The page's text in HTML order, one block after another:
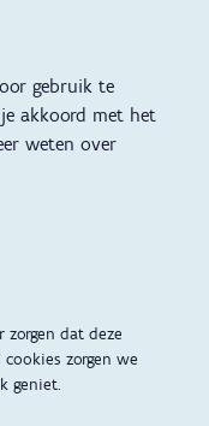
gebruik te
akkoord met het
weten over
dat deze
zorgen we
geniet.